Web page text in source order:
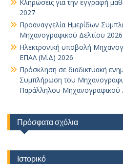
Κληρώσεις για την εγγραφή
2027
Προαναγγελία Ημερίδων
Μηχανογραφικού Δελτίου 2026
Ηλεκτρονική υποβολή
ΕΠΑΛ (Μ.Δ) 2026
Πρόσκληση σε διαδικτυακή
Συμπλήρωση του
Παράλληλου Μηχανογραφικού
Πρόσφατα σχόλια
Ιστορικό